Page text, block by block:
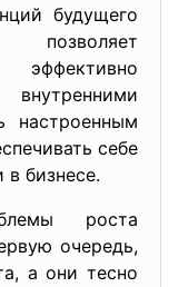
будущего
эффективно
настроенным
себе
бизнесе.
роста
очередь,
а они тесно